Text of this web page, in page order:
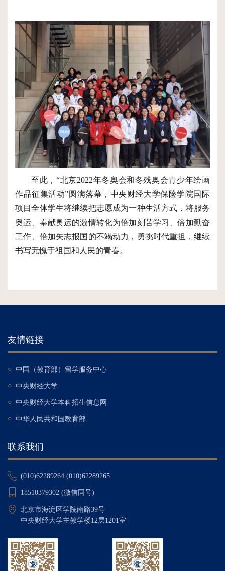
至此， “北京2022年冬奥会和冬残奥会青少年绘画
作品征集活动”圆满落幕，中央财经大学保险学院国际
项目全体学生将继续把志愿成为一种生活方式，将服务
奥运、奉献奥运的激情转化为倍加刻苦学习、倍加勤奋
工作、倍加矢志报国的不竭动力，勇挑时代重担，继续
书写无愧于祖国和人民的青春。
友情链接
○ 中国（教育部）留学服务中心
○ 中央财经大学
○ 中央财经大学本科招生信息网
○ 中华人民共和国教育部
联系我们
(010)62289264 (010)62289265
18510379302 (微信同号)
北京市海淀区学院南路39号
中央财经大学主教学楼12层1201室